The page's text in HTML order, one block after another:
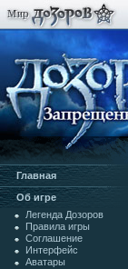
Главная
Oб игре
Легенда Дозоров
Правила игры
Cоглашение
Интерфейс
Аватары